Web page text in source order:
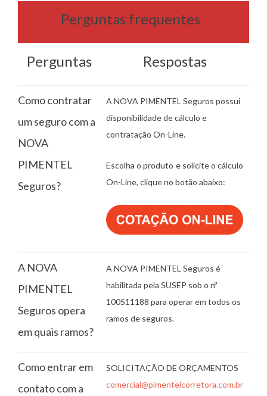
Perguntas frequentes
Perguntas Respostas
Como contratar
um seguro com a
NOVA
PIMENTEL
Seguros?
A NOVA PIMENTEL Seguros possui
disponibilidade de cálculo e
contratação On-Line.
Escolha o produto e solicite o cálculo
On-Line, clique no botão abaixo:
A NOVA
PIMENTEL
Seguros opera
em quais ramos?
A NOVA PIMENTEL Seguros é
habilitada pela SUSEP sob o nº
100511188 para operar em todos os
ramos de seguros.
Como entrar em
contato com a
SOLICITAÇÃO DE ORÇAMENTOS
comercial@pimentelcorretora.com.br